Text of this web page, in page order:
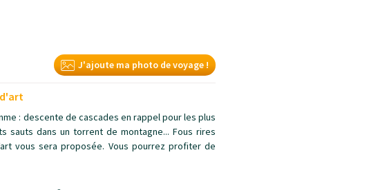
J'ajoute ma photo de voyage !
: descente de cascades en rappel pour les plus
dans un torrent de montagne... Fous rires
vous sera proposée. Vous pourrez profiter de